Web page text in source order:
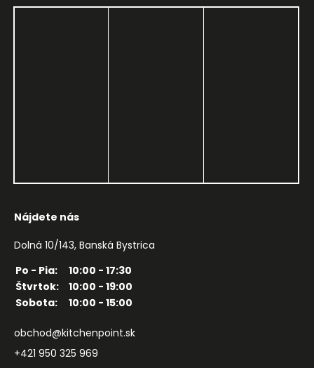
Nájdete nás
Dolná 10/143, Banská Bystrica
Po - Pia:
10:00 - 17:30
Štvrtok:
10:00 - 19:00
Sobota:
10:00 - 15:00
obchod@kitchenpoint.sk
+421 950 325 969